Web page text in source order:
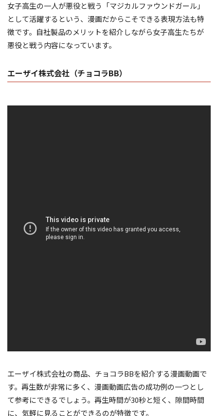
女子高生の一人が悪役と戦う「マジカルファウンドガール」
として活躍するという、漫画だからこそできる表現方法も特
徴です。自社製品のメリットを紹介しながら女子高生たちが
悪役と戦う内容になっています。
エーザイ株式会社（チョコラBB）
エーザイ株式会社の商品、チョコラBBを紹介する漫画動画で
す。再生数が非常に多く、漫画動画広告の成功例の一つとし
て参考にできるでしょう。再生時間が30秒と短く、隙間時間
に、気軽に見ることができるのが特徴です。